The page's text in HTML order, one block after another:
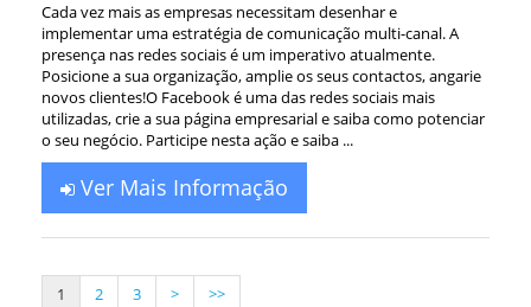
Cada vez mais as empresas necessitam desenhar e
implementar uma estratégia de comunicação multi-canal. A
presença nas redes sociais é um imperativo atualmente.
Posicione a sua organização, amplie os seus contactos, angarie
novos clientes!O Facebook é uma das redes sociais mais
utilizadas, crie a sua página empresarial e saiba como potenciar
o seu negócio. Participe nesta ação e saiba ...
Ver Mais Informação
1 2 3 > >>